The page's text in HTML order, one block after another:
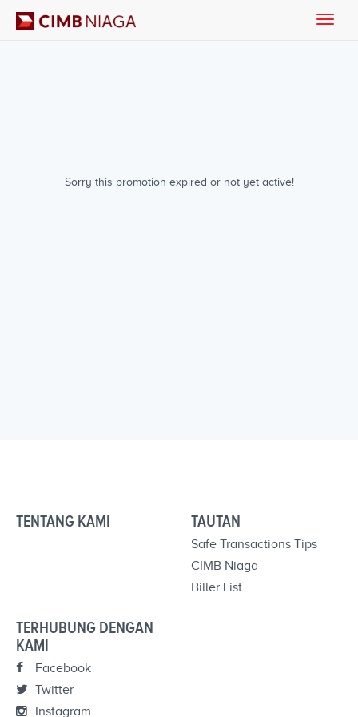
Sorry this promotion expired or not yet active!
Toggle
TENTANG KAMI TAUTAN
Safe Transactions Tips
CIMB Niaga
Biller List
TERHUBUNG DENGAN
KAMI
Facebook
Twitter
Instagram